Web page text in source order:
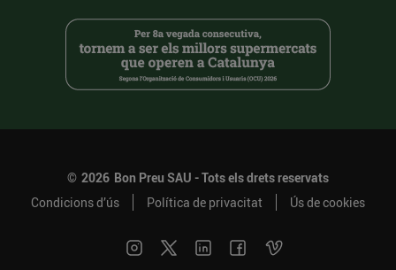
© 2026 Bon Preu SAU - Tots els drets reservats
Condicions d’ús
Política de privacitat Ús de cookies